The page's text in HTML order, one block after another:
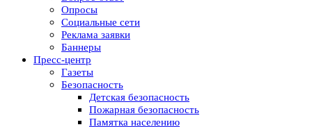
Опросы
Социальные сети
Реклама заявки
Баннеры
Пресс-центр
Газеты
Безопасность
Детская безопасность
Пожарная безопасность
Памятка населению